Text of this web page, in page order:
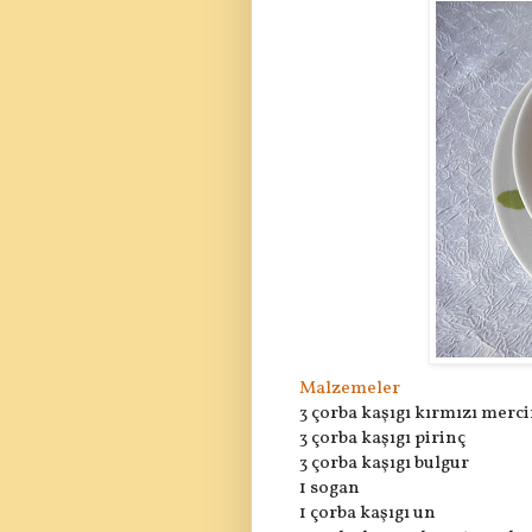
Malzemeler
3 çorba kaşıgı kırmızı
3 çorba kaşıgı pirinç
3 çorba kaşıgı bulgur
1 sogan
1 çorba kaşıgı un